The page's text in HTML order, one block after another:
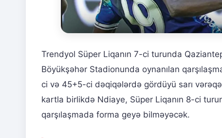
Trendyol Süper Liqanın 7-ci turunda
Böyükşəhər Stadionunda oynanılan
ci və 45+5-ci dəqiqələrdə gördüyü sarı
kartla birlikdə Ndiaye, Süper Liqanın 8-ci
qarşılaşmada forma geyə bilməyəcək.